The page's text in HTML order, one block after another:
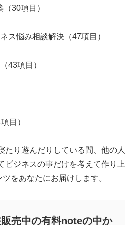
30項目）
ス悩み相談解決（47項目）
43項目）
目）
たり遊んだりしている間、他の人
ビジネスの事だけを考えて作り上
をあなたにお届けします。
売中の有料noteの中か